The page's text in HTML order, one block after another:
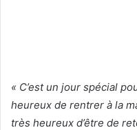
« C’est un jour spécial
heureux de rentrer à la
très heureux d’être de